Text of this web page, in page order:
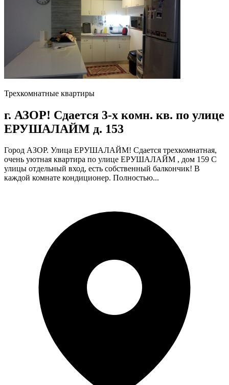
Трехкомнатные квартиры
г. АЗОР! Сдается 3-х комн. кв. по улице
ЕРУШАЛАЙМ д. 153
Город АЗОР. Улица ЕРУШАЛАЙМ! Сдается трехкомнатная,
очень уютная квартира по улице ЕРУШАЛАЙМ , дом 159 С
улицы отдельный вход, есть собственный балкончик! В
каждой комнате кондиционер. Полностью...